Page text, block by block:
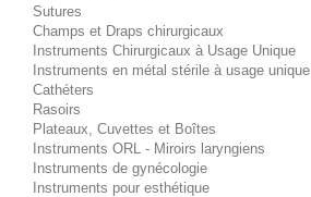
Sutures
Champs et Draps chirurgicaux
Instruments Chirurgicaux à Usage Unique
Instruments en métal stérile à usage unique
Cathéters
Rasoirs
Plateaux, Cuvettes et Boîtes
Instruments ORL - Miroirs laryngiens
Instruments de gynécologie
Instruments pour esthétique